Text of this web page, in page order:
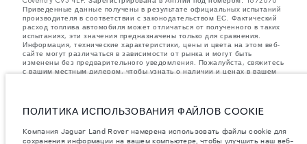
Приведенные данные получены в результате официальных испытаний
производителя в соответствии с законодательством ЕС. Фактический
расход топлива автомобиля может отличаться от полученного в таких
испытаниях, эти значения предназначены только для сравнения.
Информация, технические характеристики, цены и цвета на этом веб-
сайте могут различаться в зависимости от рынка и могут быть
изменены без предварительного уведомления. Пожалуйста, свяжитесь
с вашим местным дилером, чтобы узнать о наличии и ценах в вашем
комплектации. Аксессуары и другие элементы, установленные после
процесса производства автомобиля, влияют на полезную нагрузку.
максимальные нагрузки на оси не были превышены, когда к массе
самого автомобиля добавляется совокупный вес установленных
ПОЛИТИКА ИСПОЛЬЗОВАНИЯ ФАЙЛОВ COOKIE
Компания Jaguar Land Rover намерена использовать файлы cookie для
сохранения информации на вашем компьютере, чтобы улучшить наш веб-